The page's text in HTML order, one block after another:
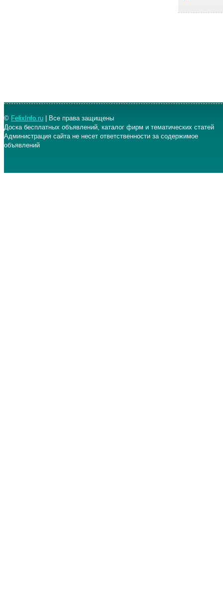
© FelixInfo.ru | Все права защищены
Доска бесплатных объявлений, каталог фирм и тематических статей
Администрация сайта не несет ответственности за содержимое
объявлений